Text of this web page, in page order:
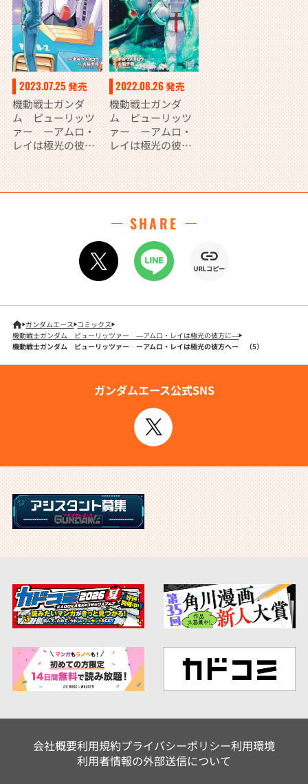
2023.07.25 発売
機動戦士ガンダ
ム ピューリッツ
ァー ーアムロ・
レイは極光の彼方
2022.08.26発売
機動戦士ガンダ
ム ピューリッツ
ァー ーアムロ・
レイは極光の彼方
SHARE
ガンダムエース コミックス
機動戦士ガンダム ピューリッツァー ―アムロ・レイは極光の彼方に―
機動戦士ガンダム ピューリッツァー ーアムロ・レイは極光の彼方へー （5）
ガンダムエース公式SNS
会社概要利用規約プライバシーポリシー利用環境
利用者情報の外部送信について